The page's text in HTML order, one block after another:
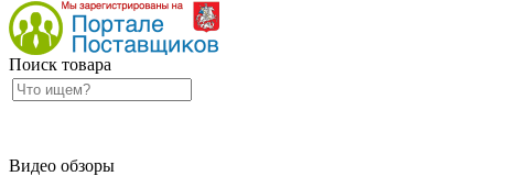
Поиск товара
Видео обзоры